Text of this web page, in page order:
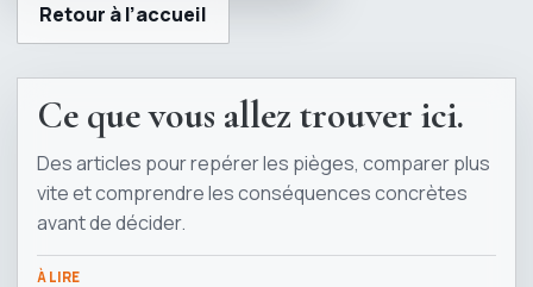
Retour à l’accueil
Ce que vous allez trouver ici.
Des articles pour repérer les pièges, comparer plus
vite et comprendre les conséquences concrètes
avant de décider.
À LIRE